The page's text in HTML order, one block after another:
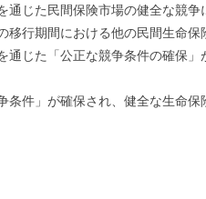
じた民間保険市場の健全な競
行期間における他の民間生命
じた「公正な競争条件の確保
件」が確保され、健全な生命